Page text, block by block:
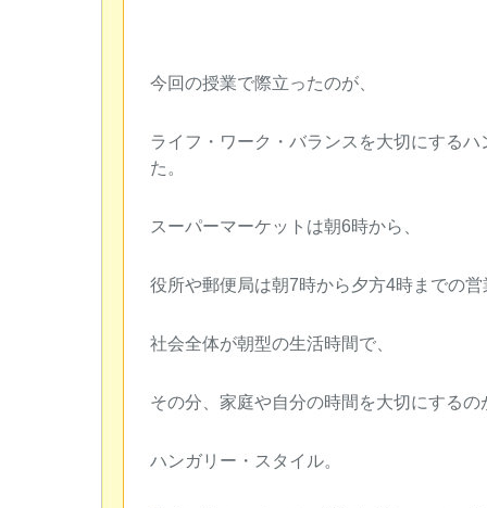
今回の授業で際立ったのが、
ライフ・ワーク・バランスを大切にする
た。
スーパーマーケットは朝6時から、
役所や郵便局は朝7時から夕方4時までの営
社会全体が朝型の生活時間で、
その分、家庭や自分の時間を大切にするの
ハンガリー・スタイル。